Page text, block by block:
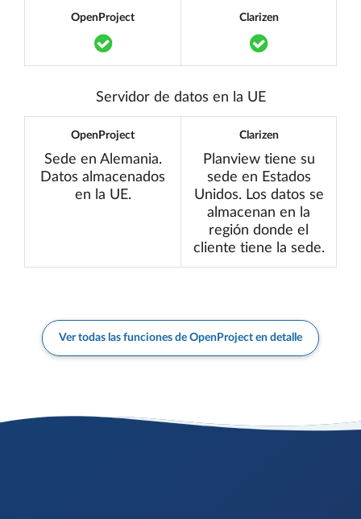
OpenProject
Translation missing:
Clarizen
Servidor de datos en la UE
OpenProject
Sede en Alemania.
Datos almacenados
en la UE.
Clarizen
Planview tiene su
sede en Estados
Unidos. Los datos se
almacenan en la
región donde el
cliente tiene la sede.
Ver todas las funciones de OpenProject en detalle